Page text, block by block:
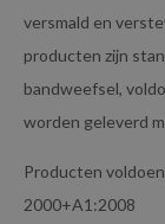
versmald en
producten zijn
bandweefsel,
worden geleverd
Producten
2000+A1:2008